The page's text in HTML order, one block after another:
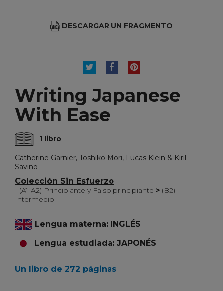
DESCARGAR UN FRAGMENTO
TUITEARCOMPARTIR
PINTEREST
Writing Japanese
With Ease
1 libro
Catherine Garnier, Toshiko Mori, Lucas Klein & Kiril
Savino
Colección Sin Esfuerzo
- (A1-A2) Principiante y Falso principiante > (B2)
Intermedio
Lengua materna: INGLÉS
Lengua estudiada: JAPONÉS
Un libro de 272 páginas